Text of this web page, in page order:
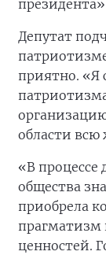
Депутат
приятно. «Я
области всю
«В
общества
приобрела
прагматизм
ценностей.